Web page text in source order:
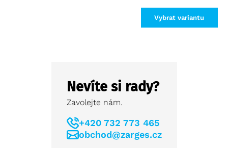
Vybrat variantu
Nevíte si rady?
Zavolejte nám.
+420 732 773 465
obchod@zarges.cz